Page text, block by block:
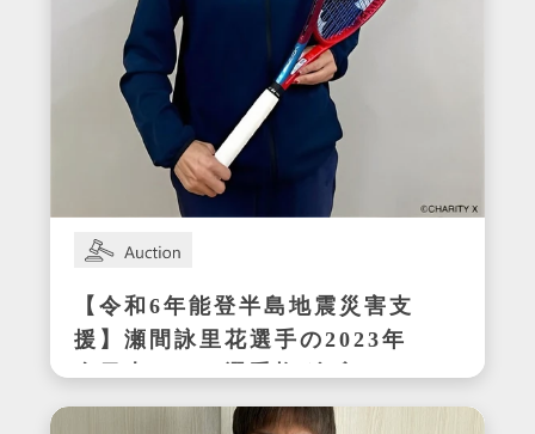
【令和6年能登半島地震災害支
援】瀬間詠里花選手の2023年
全日本テニス選手権ダブルス
優勝時サイン入りラケット